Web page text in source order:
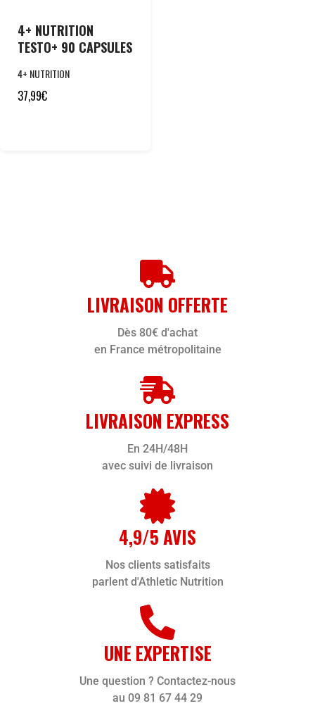
4+ NUTRITION
TESTO+ 90 CAPSULES
4+ NUTRITION
37,99€
LIVRAISON OFFERTE
Dès 80€ d'achat
en France métropolitaine
LIVRAISON EXPRESS
En 24H/48H
avec suivi de livraison
4,9/5 AVIS
Nos clients satisfaits
parlent d'Athletic Nutrition
UNE EXPERTISE
Une question ? Contactez-nous
au 09 81 67 44 29